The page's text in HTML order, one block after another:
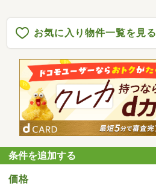
お気に入り物件一覧を見る
条件を追加する
価格